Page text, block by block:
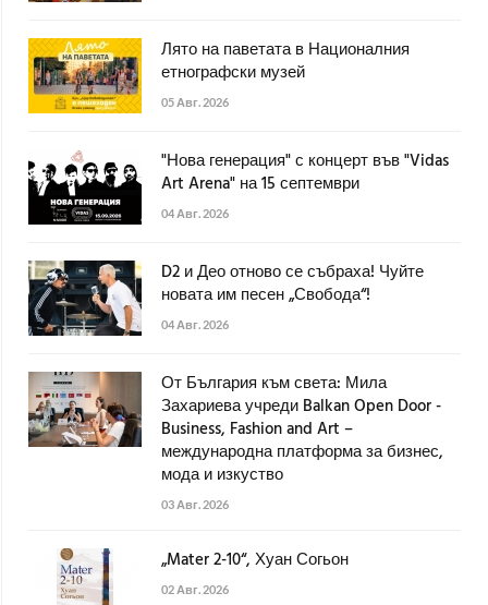
Лято на паветата в Националния
етнографски музей
05 Авг. 2026
"Нова генерация" с концерт във "Vidas
Art Arena" на 15 септември
04 Авг. 2026
D2 и Део отново се събраха! Чуйте
новата им песен „Свобода“!
04 Авг. 2026
От България към света: Мила
Захариева учреди Balkan Open Door -
Business, Fashion and Art –
международна платформа за бизнес,
мода и изкуство
03 Авг. 2026
„Mater 2-10“, Хуан Согьон
02 Авг. 2026